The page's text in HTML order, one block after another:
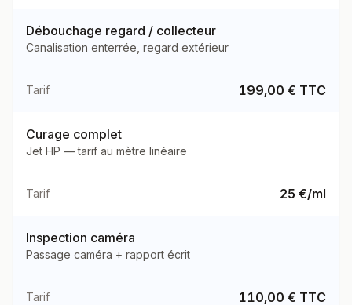
Débouchage regard / collecteur
Canalisation enterrée, regard extérieur
Tarif 199,00 € TTC
Curage complet
Jet HP — tarif au mètre linéaire
Tarif 25 €/ml
Inspection caméra
Passage caméra + rapport écrit
Tarif 110,00 € TTC